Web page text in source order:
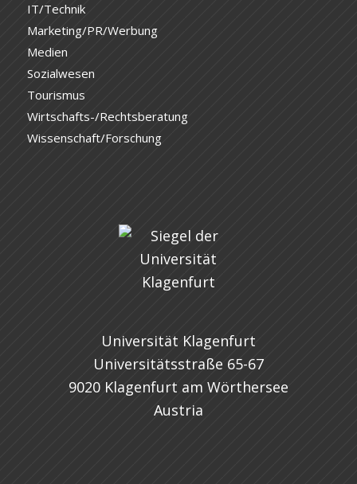
IT/Technik
Marketing/PR/Werbung
Medien
Sozialwesen
Tourismus
Wirtschafts-/Rechtsberatung
Wissenschaft/Forschung
Universität Klagenfurt
Universitätsstraße 65-67
9020 Klagenfurt am Wörthersee
Austria